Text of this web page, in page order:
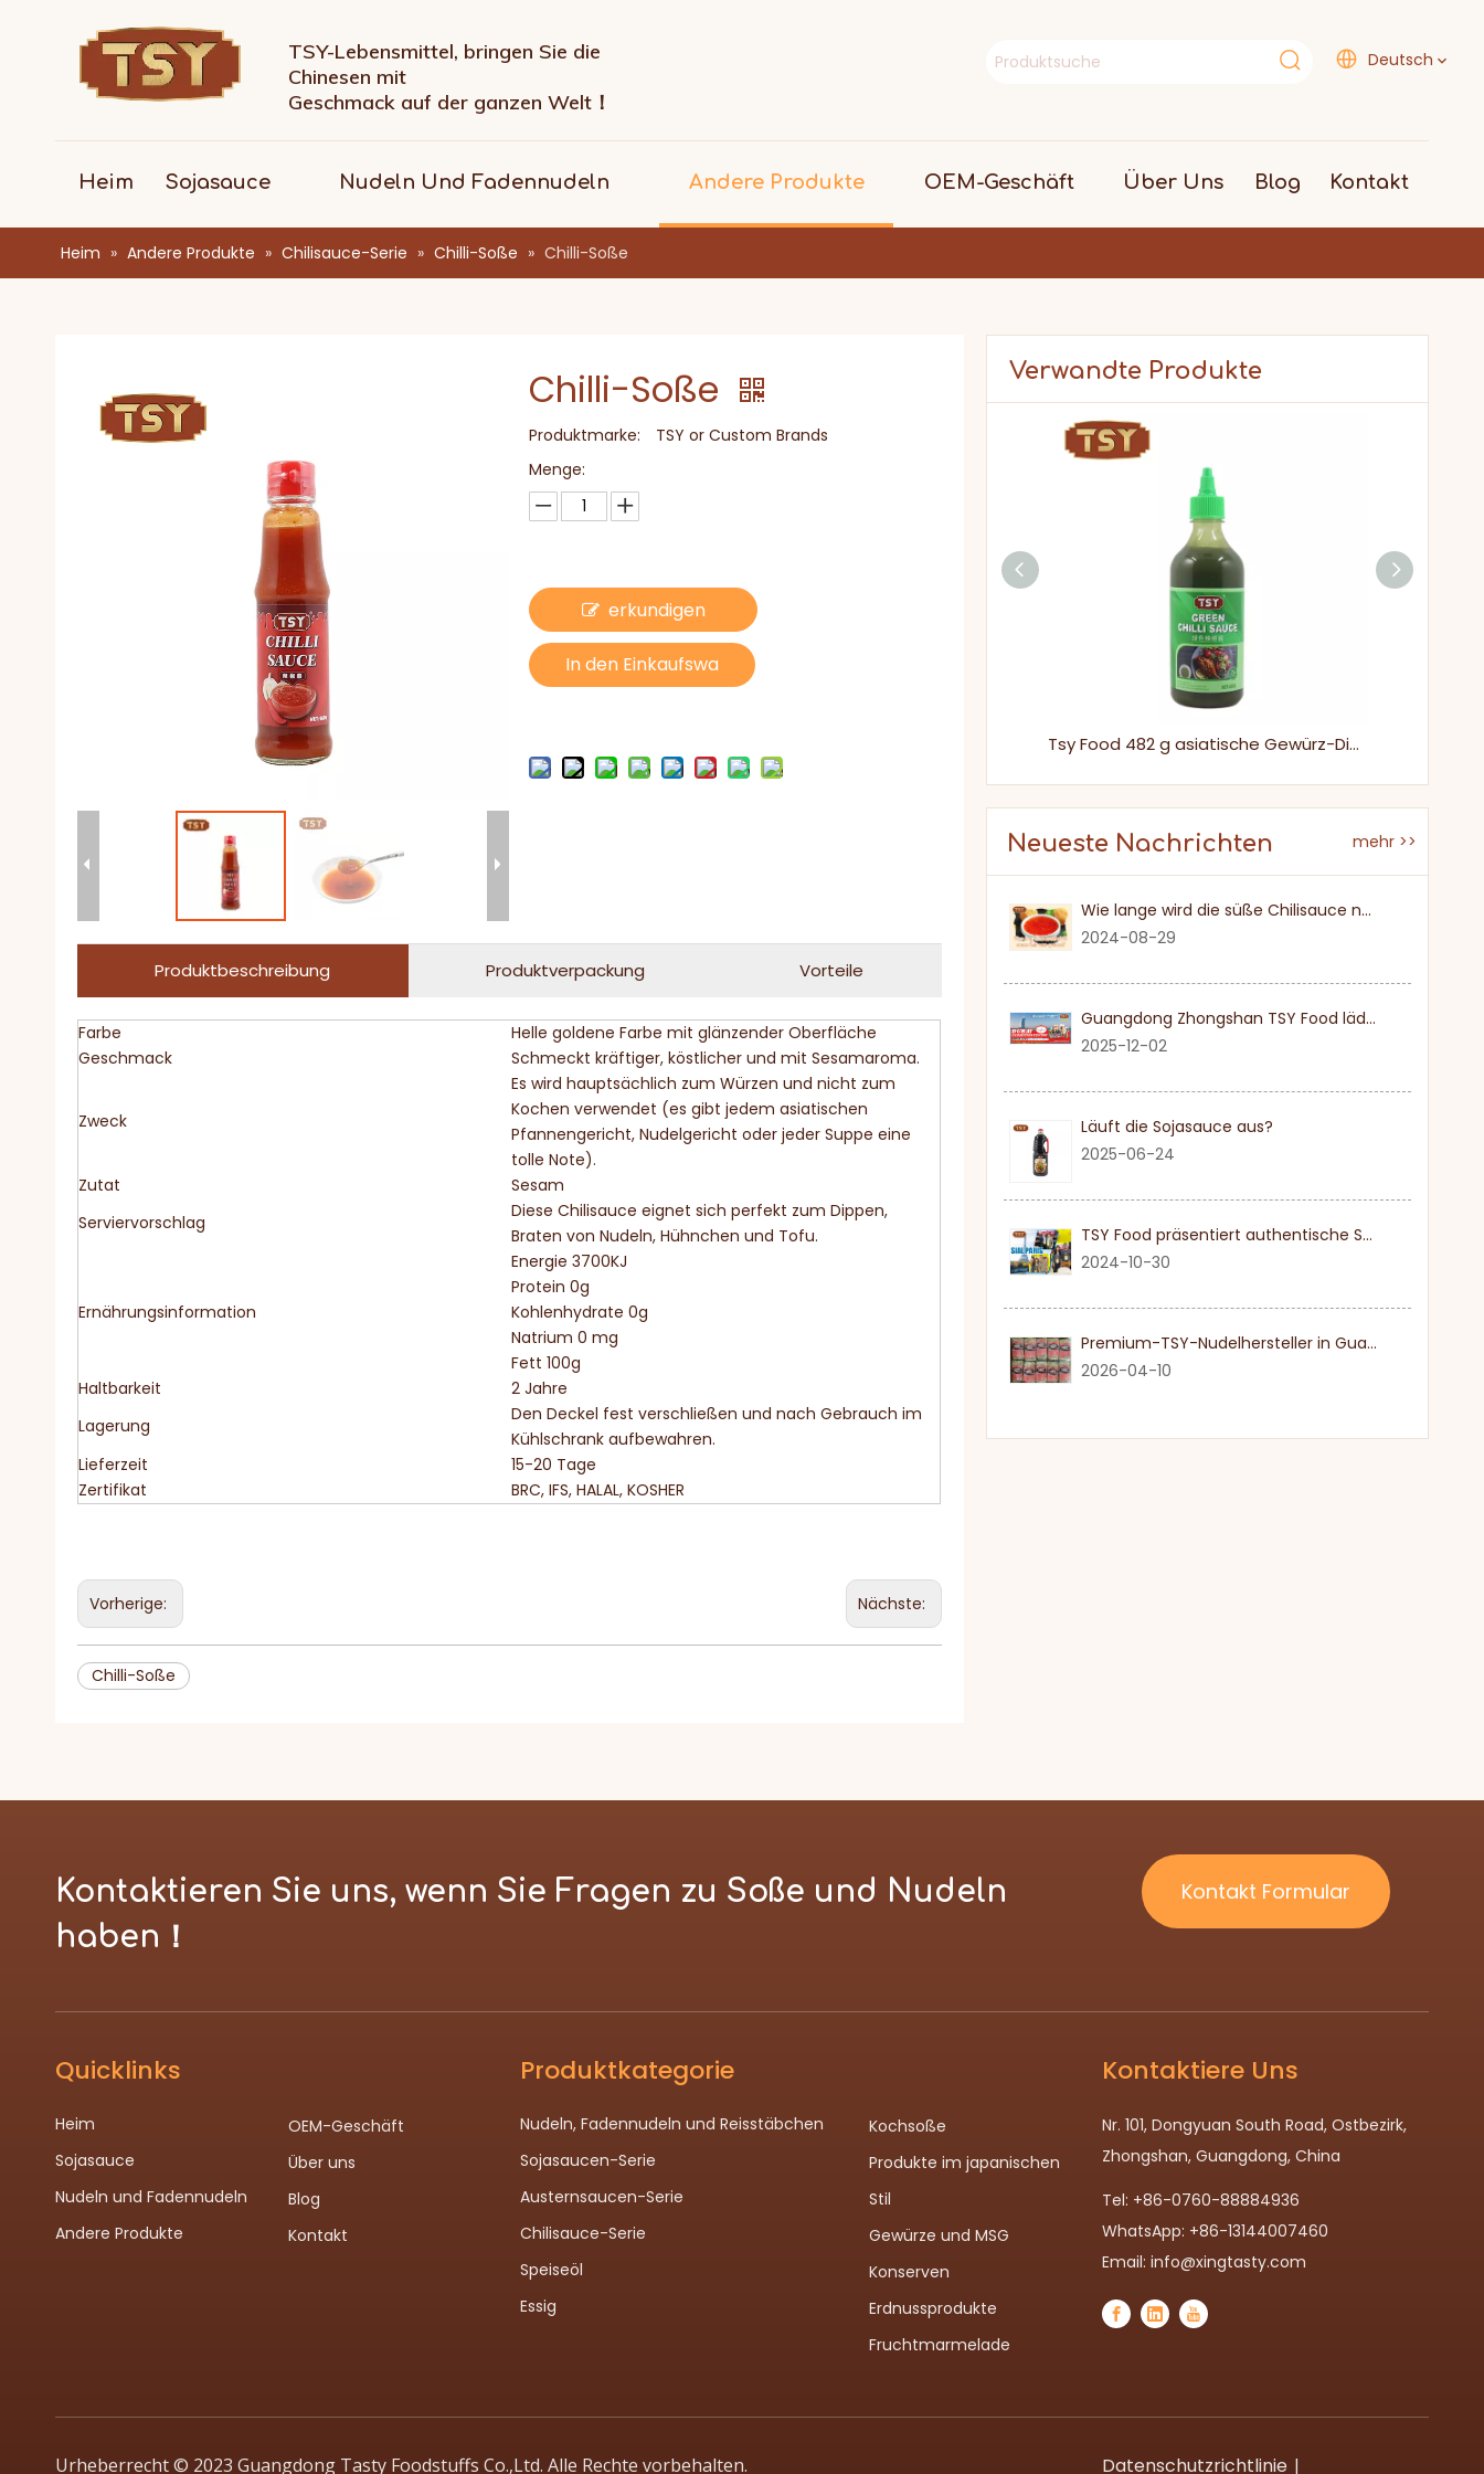
TSY-Lebensmittel, bringen Sie die
Chinesen mit
Geschmack auf der ganzen Welt！
Deutsch
Heim Sojasauce Nudeln Und Fadennudeln Andere Produkte OEM-Geschäft Über Uns Blog Kontakt
Heim » Andere Produkte » Chilisauce-Serie » Chilli-Soße » Chilli-Soße
Chilli-Soße
Produktmarke:
TSY or Custom Brands
Menge:
erkundigen
In den Einkaufswa
Produktbeschreibung Produktverpackung Vorteile
Farbe
Helle goldene Farbe mit glänzender Oberfläche
Geschmack
Schmeckt kräftiger, köstlicher und mit Sesamaroma.
Zweck
Es wird hauptsächlich zum Würzen und nicht zum
Kochen verwendet (es gibt jedem asiatischen
Pfannengericht, Nudelgericht oder jeder Suppe eine
tolle Note).
Zutat
Sesam
Serviervorschlag
Diese Chilisauce eignet sich perfekt zum Dippen,
Braten von Nudeln, Hühnchen und Tofu.
Ernährungsinformation
Energie 3700KJ
Protein 0g
Kohlenhydrate 0g
Natrium 0 mg
Fett 100g
Haltbarkeit
2 Jahre
Lagerung
Den Deckel fest verschließen und nach Gebrauch im
Kühlschrank aufbewahren.
Lieferzeit
15-20 Tage
Zertifikat
BRC, IFS, HALAL, KOSHER
Vorherige: Nächste:
Chilli-Soße
Verwandte Produkte
Tsy Food 482 g asiatische Gewürz-Dip-Gewürz-Grün-Chili-Sauce
Neueste Nachrichten mehr >>
Wie lange wird die süße Chilisauce nach einmal eröffnet?
2024-08-29
Guangdong Zhongshan TSY Food lädt Sie herzlich ein, die Dubai Gulfood Exhibition 2026 zu besuchen
2025-12-02
Läuft die Sojasauce aus?
2025-06-24
TSY Food präsentiert authentische Sojasauce auf der SIAL PARIS 2024
2024-10-30
Premium-TSY-Nudelhersteller in Guangdong
2026-04-10
Kontaktieren Sie uns, wenn Sie Fragen zu Soße und Nudeln
haben！
Kontakt Formular
Quicklinks
Heim
Sojasauce
Nudeln und Fadennudeln
Andere Produkte
OEM-Geschäft
Über uns
Blog
Kontakt
Produktkategorie
Nudeln, Fadennudeln und Reisstäbchen
Sojasaucen-Serie
Austernsaucen-Serie
Chilisauce-Serie
Speiseöl
Essig
Kochsoße
Produkte im japanischen
Stil
Gewürze und MSG
Konserven
Erdnussprodukte
Fruchtmarmelade
Kontaktiere Uns
Nr. 101, Dongyuan South Road, Ostbezirk,
Zhongshan, Guangdong, China
Tel: +86-0760-88884936
WhatsApp: +86-13144007460
Email: info@xingtasty.com
Urheberrecht © 2023 Guangdong Tasty Foodstuffs Co.,Ltd. Alle Rechte vorbehalten. Datenschutzrichtlinie |